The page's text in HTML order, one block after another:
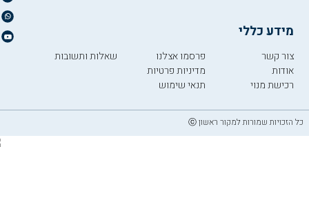
מידע כללי
צור קשר
אודות
רכישת מנוי
פרסמו אצלנו
מדיניות פרטיות
תנאי שימוש
שאלות ותשובות
כל הזכויות שמורות למקור ראשון ⓒ